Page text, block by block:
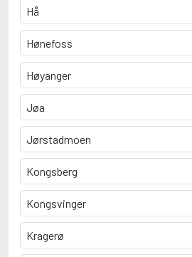
Hå
Hønefoss
Høyanger
Jøa
Jørstadmoen
Kongsberg
Kongsvinger
Kragerø